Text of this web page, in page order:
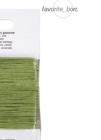
favorite_border
favorite_border